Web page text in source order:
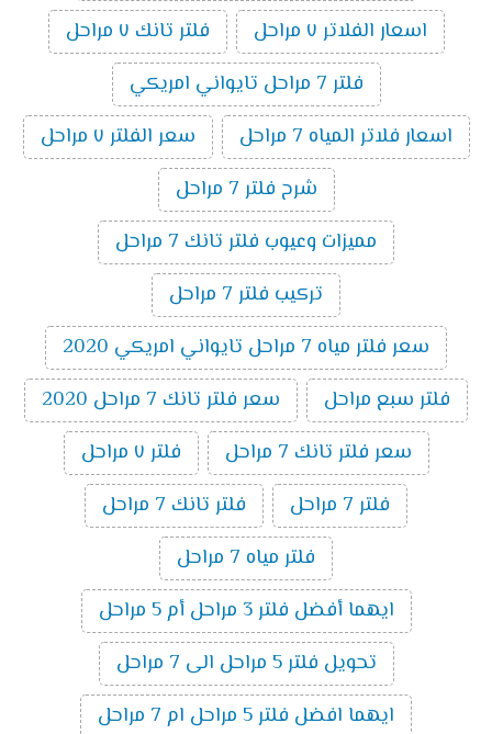
اسعار الفلاتر ٧ مراحل
فلتر تانك ٧ مراحل
فلتر 7 مراحل تايواني امريكي
اسعار فلاتر المياه 7 مراحل
سعر الفلتر ٧ مراحل
شرح فلتر 7 مراحل
مميزات وعيوب فلتر تانك 7 مراحل
تركيب فلتر 7 مراحل
سعر فلتر مياه 7 مراحل تايواني امريكي 2020
فلتر سبع مراحل
سعر فلتر تانك 7 مراحل 2020
سعر فلتر تانك 7 مراحل
فلتر ٧ مراحل
فلتر 7 مراحل
فلتر تانك 7 مراحل
فلتر مياه 7 مراحل
ايهما أفضل فلتر 3 مراحل أم 5 مراحل
تحويل فلتر 5 مراحل الى 7 مراحل
ايهما افضل فلتر 5 مراحل ام 7 مراحل